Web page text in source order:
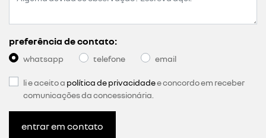
preferência de contato:
whatsapp telefone email
li e aceito a política de privacidadee concordo em receber
comunicações da concessionária.
entrar em contato